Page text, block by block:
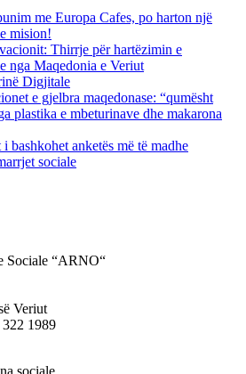
me Europa Cafes, po harton një
mision!
Thirrje për hartëzimin e
nga Maqedonia e Veriut
Digjitale
e gjelbra maqedonase: “qumësht
plastika e mbeturinave dhe makarona
bashkohet anketës më të madhe
sociale
Sociale “ARNO“
Veriut
1989